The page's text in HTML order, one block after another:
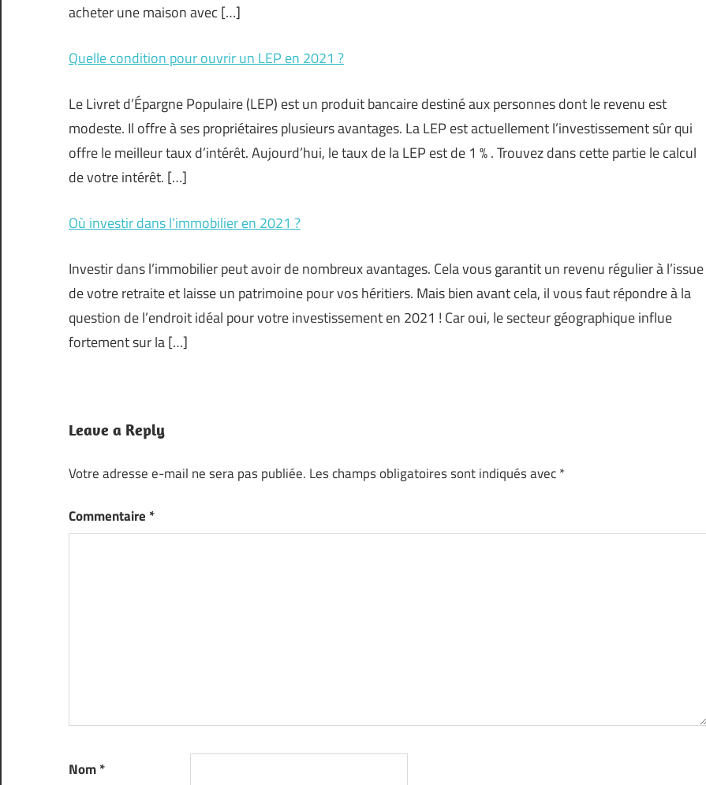
acheter une maison avec […]
Quelle condition pour ouvrir un LEP en 2021 ?
Le Livret d’Épargne Populaire (LEP) est un produit bancaire destiné aux personnes dont le revenu est
modeste. Il offre à ses propriétaires plusieurs avantages. La LEP est actuellement l’investissement sûr qui
offre le meilleur taux d’intérêt. Aujourd’hui, le taux de la LEP est de 1 % . Trouvez dans cette partie le calcul
de votre intérêt. […]
Où investir dans l’immobilier en 2021 ?
Investir dans l’immobilier peut avoir de nombreux avantages. Cela vous garantit un revenu régulier à l’issue
de votre retraite et laisse un patrimoine pour vos héritiers. Mais bien avant cela, il vous faut répondre à la
question de l’endroit idéal pour votre investissement en 2021 ! Car oui, le secteur géographique influe
fortement sur la […]
Leave a Reply
Votre adresse e-mail ne sera pas publiée. Les champs obligatoires sont indiqués avec*
Commentaire *
Nom*